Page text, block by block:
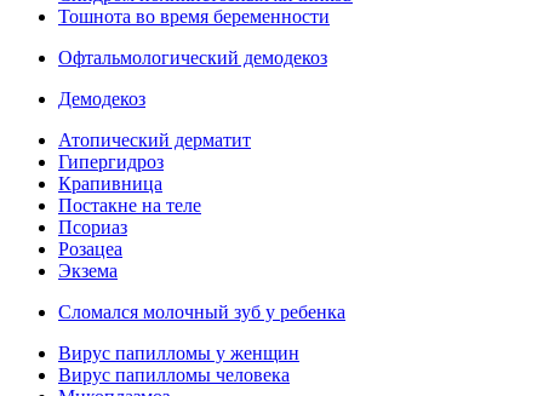
Тошнота во время беременности
Офтальмологический демодекоз
Демодекоз
Атопический дерматит
Гипергидроз
Крапивница
Постакне на теле
Псориаз
Розацеа
Экзема
Сломался молочный зуб у ребенка
Вирус папилломы у женщин
Вирус папилломы человека